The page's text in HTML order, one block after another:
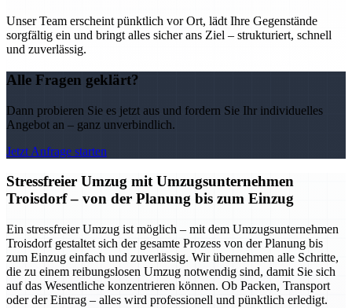
Unser Team erscheint pünktlich vor Ort, lädt Ihre Gegenstände
sorgfältig ein und bringt alles sicher ans Ziel – strukturiert, schnell
und zuverlässig.
Alle Fragen geklärt?
Dann probieren Sie es jetzt aus und fordern Sie Ihr individuelles
Angebot an – ganz unverbindlich.
Jetzt Anfrage starten
Stressfreier Umzug mit Umzugsunternehmen
Troisdorf – von der Planung bis zum Einzug
Ein stressfreier Umzug ist möglich – mit dem Umzugsunternehmen
Troisdorf gestaltet sich der gesamte Prozess von der Planung bis
zum Einzug einfach und zuverlässig. Wir übernehmen alle Schritte,
die zu einem reibungslosen Umzug notwendig sind, damit Sie sich
auf das Wesentliche konzentrieren können. Ob Packen, Transport
oder der Eintrag – alles wird professionell und pünktlich erledigt.